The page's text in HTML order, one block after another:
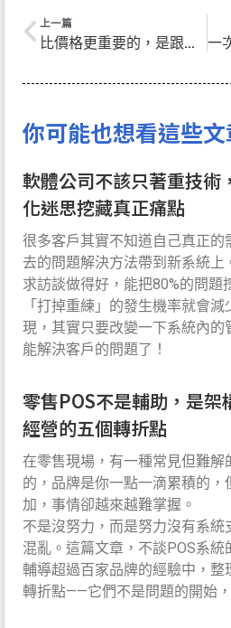
上一頁
上一篇
比價格更重要的，是跟得上你成長的系統
你可能也想看這些
軟體公司不該只著重技術
化迷思挖藏真正痛點
很多客戶其實不知道自己真正的
去的問題解決方法帶到新系統
求訪談做得好，能把80%的問題
「打掉重練」的發生機率就會
現，其實只要改變一下系統內
能解決客戶的問題了！
零售POS不是輔助，是架
經營的五個轉折點
在零售現場，有一種常見但難解
的，品牌是你一點一滴累積的
加，事情卻越來越難掌握。
不是沒努力，而是努力沒有系
混亂。這篇文章，不談POS系
輔導超過百家品牌的經驗中，整
轉折點——它們不是問題的開始